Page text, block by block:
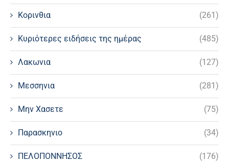
Κορινθια (261)
Κυριότερες ειδήσεις της ημέρας (485)
Λακωνια (127)
Μεσσηνια (281)
Μην Χασετε (75)
Παρασκηνιο (34)
ΠΕΛΟΠΟΝΝΗΣΟΣ (176)